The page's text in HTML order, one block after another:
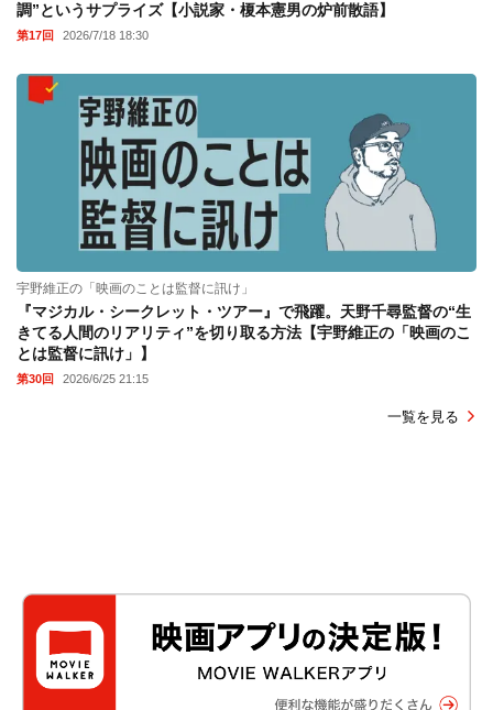
調”というサプライズ【小説家・榎本憲男の炉前散語】
第17回 2026/7/18 18:30
宇野維正の「映画のことは監督に訊け」
『マジカル・シークレット・ツアー』で飛躍。天野千尋監督の“生
きてる人間のリアリティ”を切り取る方法【宇野維正の「映画のこ
とは監督に訊け」】
第30回 2026/6/25 21:15
一覧を見る